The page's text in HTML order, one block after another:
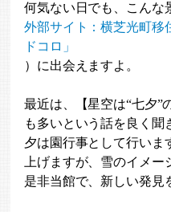
何気ない日でも、こんな
外部サイト：横芝光町移
ドコロ」
）に出会えますよ。
最近は、【星空は“七夕”
も多いという話を良く聞
夕は園行事として行いま
上げますが、雪のイメー
是非当館で、新しい発見